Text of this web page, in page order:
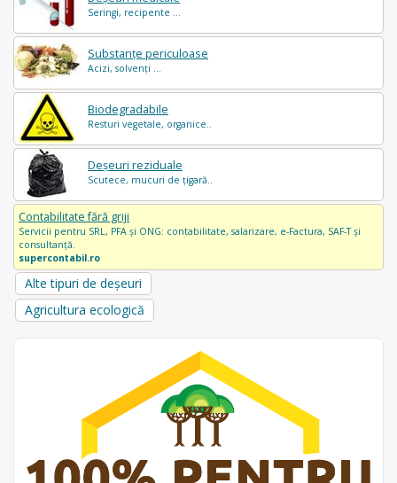
Seringi, recipente ...
Substanțe periculoase
Acizi, solvenți ...
Biodegradabile
Resturi vegetale, organice..
Deșeuri reziduale
Scutece, mucuri de țigară..
Contabilitate fără griji
Servicii pentru SRL, PFA și ONG: contabilitate, salarizare, e-Factura, SAF-T și
consultanță.
supercontabil.ro
Alte tipuri de deșeuri
Agricultura ecologică